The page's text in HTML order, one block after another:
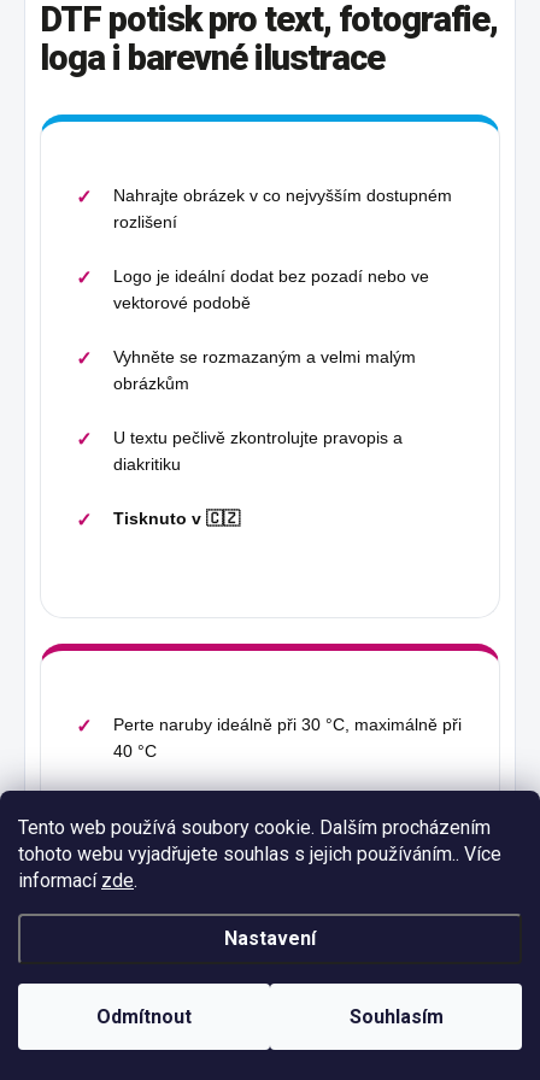
Tento web používá soubory cookie. Dalším procházením
tohoto webu vyjadřujete souhlas s jejich používáním.. Více
informací zde.
Nastavení
Odmítnout Souhlasím
DTF potisk pro text, fotografie,
loga i barevné ilustrace
Nahrajte obrázek v co nejvyšším dostupném
rozlišení
Logo je ideální dodat bez pozadí nebo ve
vektorové podobě
Vyhněte se rozmazaným a velmi malým
obrázkům
U textu pečlivě zkontrolujte pravopis a
diakritiku
Tisknuto v 🇨🇿
Perte naruby ideálně při 30 °C, maximálně při
40 °C
aviváž
Nesušte v bubnové sušičce
Sušte volně na vzduchu